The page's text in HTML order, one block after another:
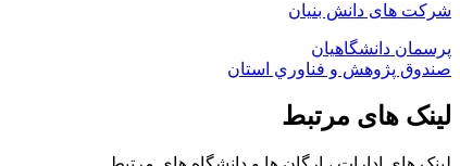
شرکت های دانش بنیان
پرسمان دانشگاهیان
صندوق پژوهش و فناوري استان
لینک های مرتبط